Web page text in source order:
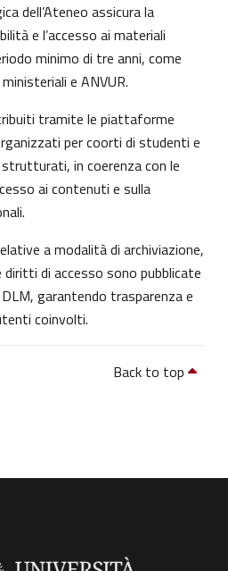
dell’Ateneo assicura la
e l’accesso ai materiali
minimo di tre anni, come
e ANVUR.
tramite le piattaforme
per coorti di studenti e
in coerenza con le
ai contenuti e sulla
a modalità di archiviazione,
di accesso sono pubblicate
garantendo trasparenza e
coinvolti.
Back to top